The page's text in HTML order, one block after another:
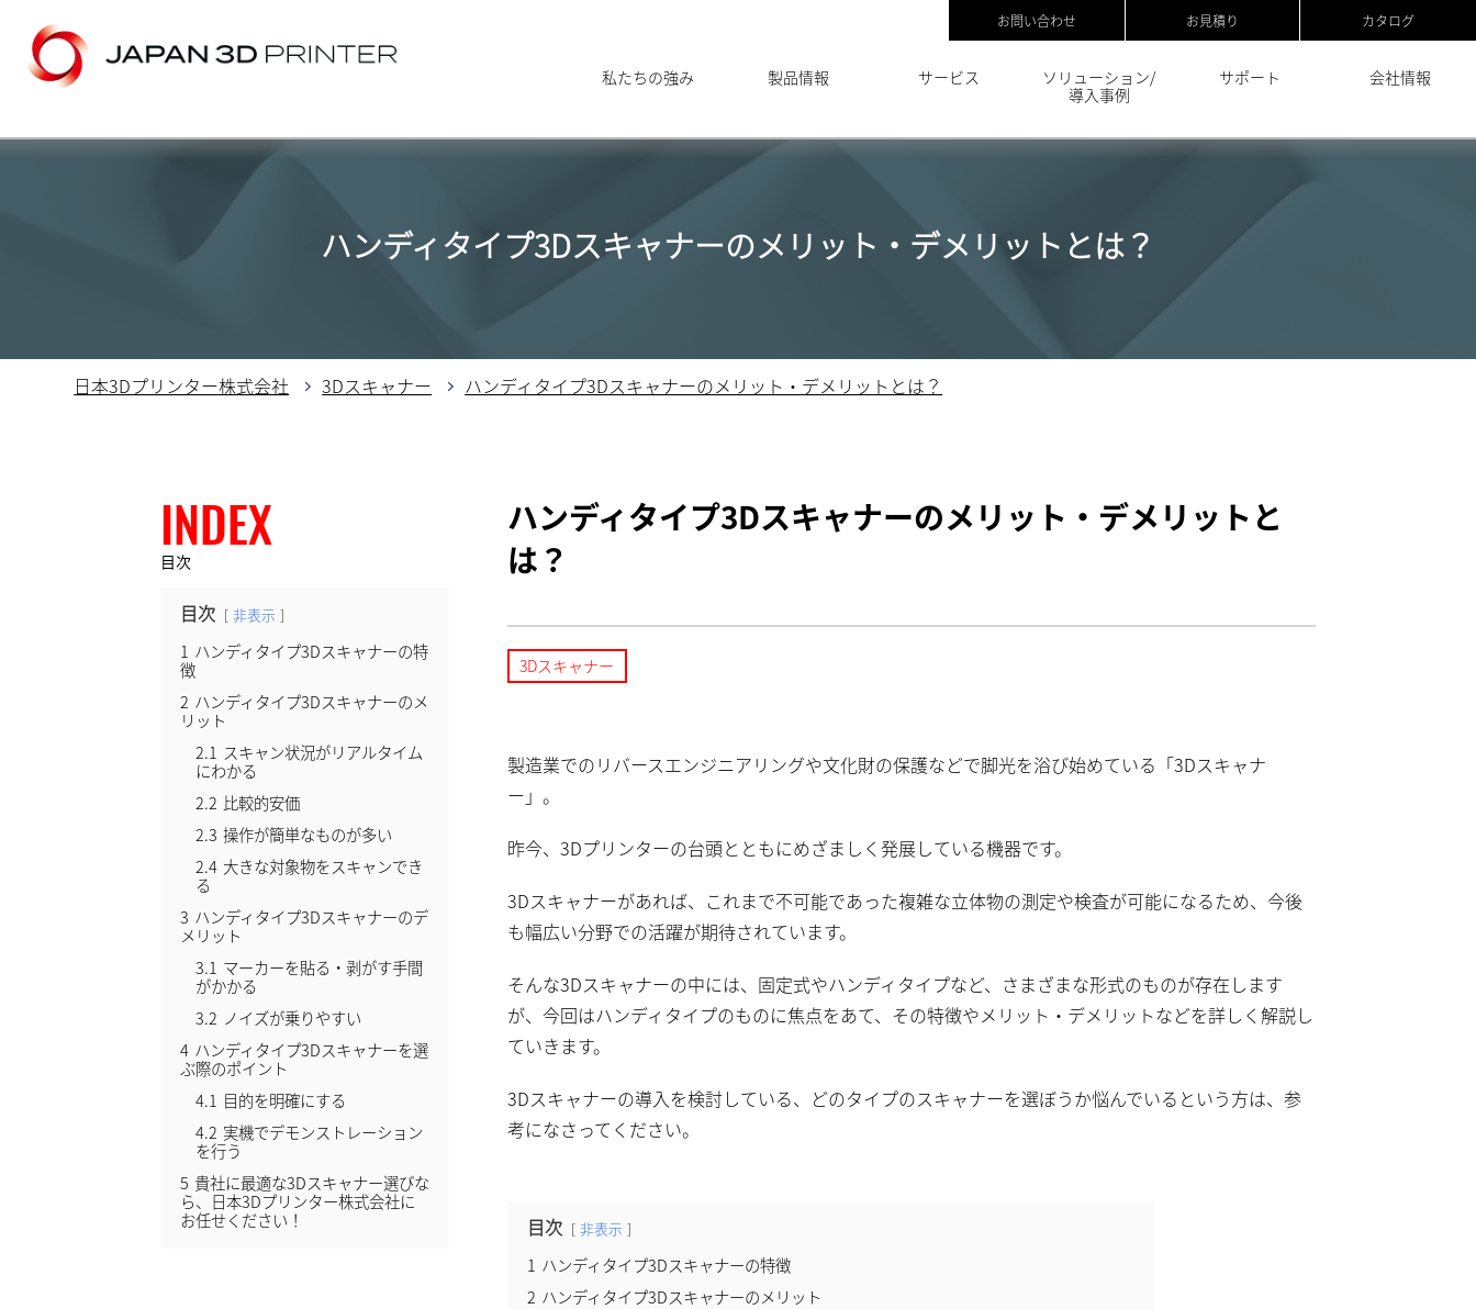
お問い合わせ お見積り カタログ
私たちの強み 製品情報 サービス
ソリューション/
導入事例
サポート 会社情報
ハンディタイプ3Dスキャナーのメリット・デメリットとは？
日本3Dプリンター株式会社 3Dスキャナー ハンディタイプ3Dスキャナーのメリット・デメリットとは？
INDEX
目次
目次 非表示
1 ハンディタイプ3Dスキャナーの特
徴
2 ハンディタイプ3Dスキャナーのメ
リット
2.1 スキャン状況がリアルタイム
にわかる
2.2 比較的安価
2.3 操作が簡単なものが多い
2.4 大きな対象物をスキャンでき
る
3 ハンディタイプ3Dスキャナーのデ
メリット
3.1 マーカーを貼る・剥がす手間
がかかる
3.2 ノイズが乗りやすい
4 ハンディタイプ3Dスキャナーを選
ぶ際のポイント
4.1 目的を明確にする
4.2 実機でデモンストレーション
を行う
5 貴社に最適な3Dスキャナー選びな
ら、日本3Dプリンター株式会社に
お任せください！
ハンディタイプ3Dスキャナーのメリット・デメリットと
は？
3Dスキャナー
製造業でのリバースエンジニアリングや文化財の保護などで脚光を浴び始めている「3Dスキャナ
ー」。
昨今、3Dプリンターの台頭とともにめざましく発展している機器です。
3Dスキャナーがあれば、これまで不可能であった複雑な立体物の測定や検査が可能になるため、今後
も幅広い分野での活躍が期待されています。
そんな3Dスキャナーの中には、固定式やハンディタイプなど、さまざまな形式のものが存在します
が、今回はハンディタイプのものに焦点をあて、その特徴やメリット・デメリットなどを詳しく解説し
ていきます。
3Dスキャナーの導入を検討している、どのタイプのスキャナーを選ぼうか悩んでいるという方は、参
考になさってください。
目次 非表示
1 ハンディタイプ3Dスキャナーの特徴
2 ハンディタイプ3Dスキャナーのメリット